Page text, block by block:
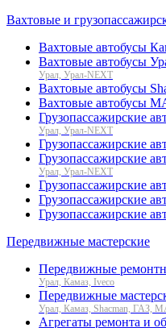
Вахтовые и
Вахтовые автобусы
Вахтовые автобусы
Урал, Урал-NEXT
Вахтовые автобусы
Вахтовые автобусы
Грузопассажирские
Урал, Урал-NEXT
Грузопассажирские
Грузопассажирские
Урал, Урал-NEXT
Грузопассажирские
Грузопассажирские
Грузопассажирские
Передвижные мастерские
Передвижные
Урал, Камаз, Iveco
Передвижные
Урал, Камаз, Shacman, ГАЗ,
Агрегаты ремонта и